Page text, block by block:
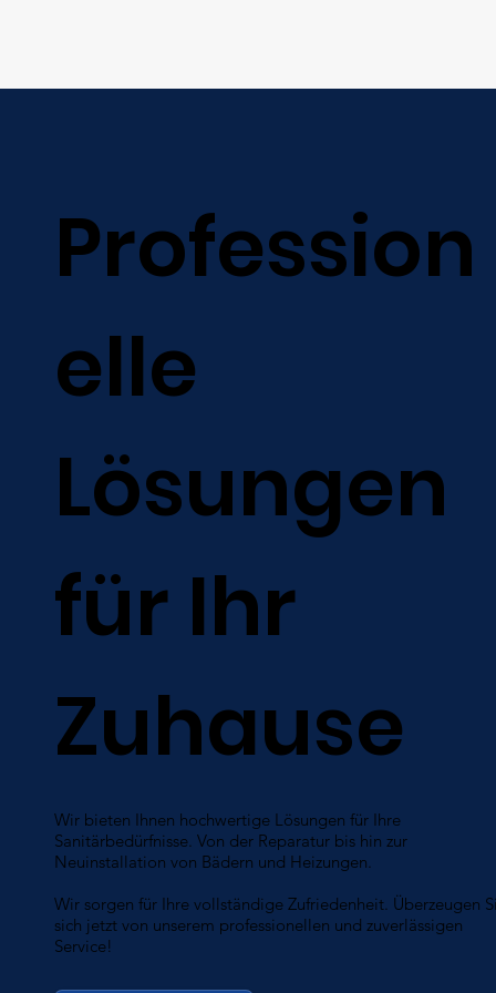
Profession
elle
Lösungen
für Ihr
Zuhause
Wir bieten Ihnen hochwertige Lösungen für Ihre
Sanitärbedürfnisse. Von der Reparatur bis hin zur
Neuinstallation von Bädern und Heizungen.
Wir sorgen für Ihre vollständige Zufriedenheit. Überzeugen
sich jetzt von unserem professionellen und zuverlässigen
Service!